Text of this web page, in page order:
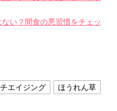
い？間食の悪習慣をチェッ
エイジング
ほうれん草